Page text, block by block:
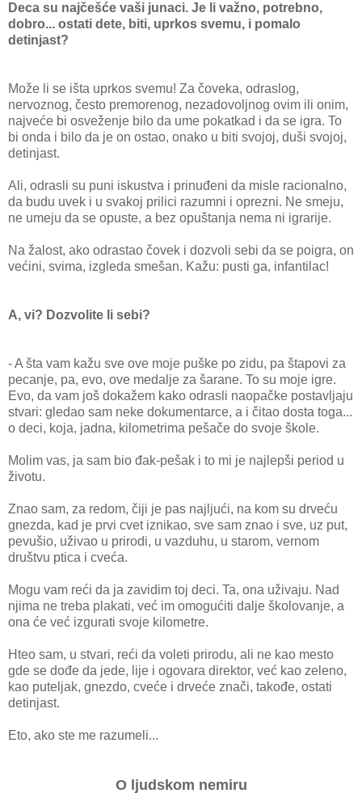
Deca su najčešće vaši junaci. Je li važno, potrebno,
dobro... ostati dete, biti, uprkos svemu, i pomalo
detinjast?
Može li se išta uprkos svemu! Za čoveka, odraslog,
nervoznog, često premorenog, nezadovoljnog ovim ili onim,
najveće bi osveženje bilo da ume pokatkad i da se igra. To
bi onda i bilo da je on ostao, onako u biti svojoj, duši svojoj,
detinjast.
Ali, odrasli su puni iskustva i prinuđeni da misle racionalno,
da budu uvek i u svakoj prilici razumni i oprezni. Ne smeju,
ne umeju da se opuste, a bez opuštanja nema ni igrarije.
Na žalost, ako odrastao čovek i dozvoli sebi da se poigra, on
većini, svima, izgleda smešan. Kažu: pusti ga, infantilac!
A, vi? Dozvolite li sebi?
- A šta vam kažu sve ove moje puške po zidu, pa štapovi za
pecanje, pa, evo, ove medalje za šarane. To su moje igre.
Evo, da vam još dokažem kako odrasli naopačke postavljaju
stvari: gledao sam neke dokumentarce, a i čitao dosta toga...
o deci, koja, jadna, kilometrima pešače do svoje škole.
Molim vas, ja sam bio đak-pešak i to mi je najlepši period u
životu.
Znao sam, za redom, čiji je pas najljući, na kom su drveću
gnezda, kad je prvi cvet iznikao, sve sam znao i sve, uz put,
pevušio, uživao u prirodi, u vazduhu, u starom, vernom
društvu ptica i cveća.
Mogu vam reći da ja zavidim toj deci. Ta, ona uživaju. Nad
njima ne treba plakati, već im omogućiti dalje školovanje, a
ona će već izgurati svoje kilometre.
Hteo sam, u stvari, reći da voleti prirodu, ali ne kao mesto
gde se dođe da jede, lije i ogovara direktor, već kao zeleno,
kao puteljak, gnezdo, cveće i drveće znači, takođe, ostati
detinjast.
Eto, ako ste me razumeli...
O ljudskom nemiru